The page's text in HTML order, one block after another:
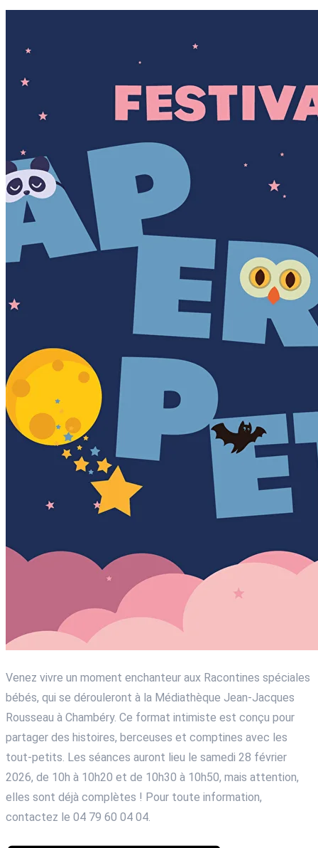
Venez vivre un moment enchanteur aux Racontines spéciales
bébés, qui se dérouleront à la Médiathèque Jean-Jacques
Rousseau à Chambéry. Ce format intimiste est conçu pour
partager des histoires, berceuses et comptines avec les
tout-petits. Les séances auront lieu le samedi 28 février
2026, de 10h à 10h20 et de 10h30 à 10h50, mais attention,
elles sont déjà complètes ! Pour toute information,
contactez le 04 79 60 04 04.